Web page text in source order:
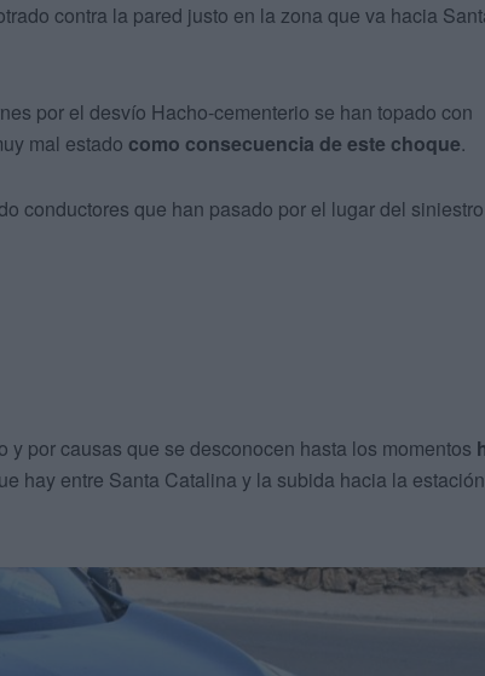
contra la pared justo en la zona que va hacia
por el desvío Hacho-cementerio se han topado con
mal estado como consecuencia de este choque.
conductores que han pasado por el lugar del siniestro
por causas que se desconocen hasta los momentos
hay entre Santa Catalina y la subida hacia la estación